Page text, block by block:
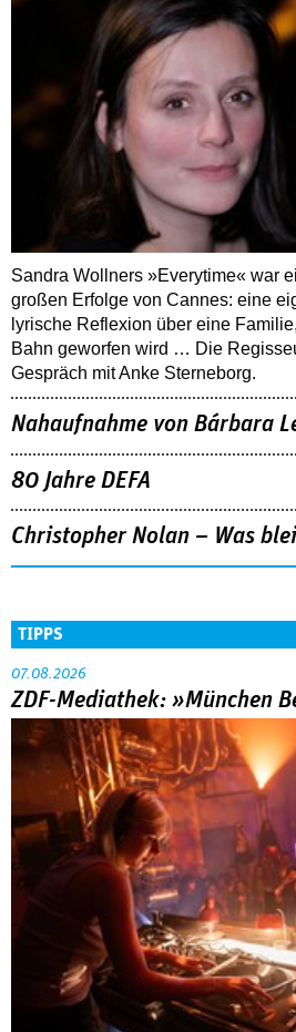
Sandra Wollners »Everytime« war
großen Erfolge von Cannes: eine
lyrische Reflexion über eine
Bahn geworfen wird … Die
Gespräch mit Anke Sterneborg.
Nahaufnahme von Bárbara
80 Jahre DEFA
Christopher Nolan – Was
TIPPS
07.08.2026
ZDF-Mediathek: »München